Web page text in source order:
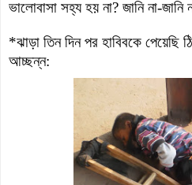
ভালোবাসা সহ্য হয় না? জানি না-জানি
*ঝাড়া তিন দিন পর হাবিবকে পেয়েছি
আচ্ছন্ন: